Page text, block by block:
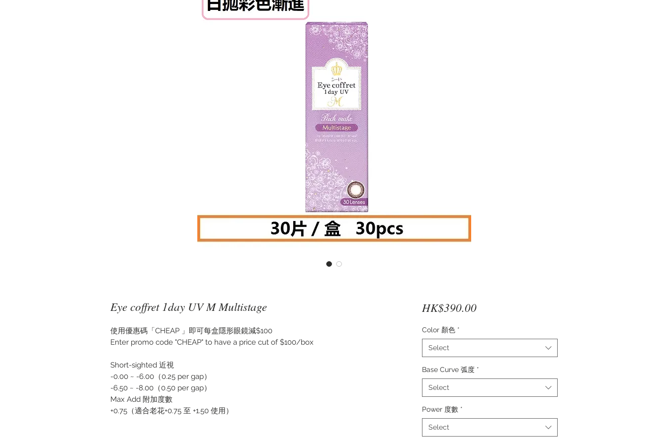
Eye coffret 1day UV M Multistage
使用優惠碼「CHEAP 」即可每盒隱形眼鏡減$100
Enter promo code "CHEAP" to have a price cut of $100/box
Short-sighted 近視
-0.00 ~ -6.00（0.25 per gap）
-6.50 ~ -8.00（0.50 per gap）
Max Add 附加度數
+0.75（適合老花+0.75 至 +1.50 使用）
HK$390.00Price
Color 顏色 *
Select
Base Curve 弧度 *
Select
Power 度數 *
Select